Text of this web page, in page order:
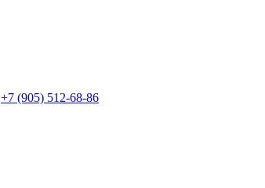
+7 (905) 512-68-86